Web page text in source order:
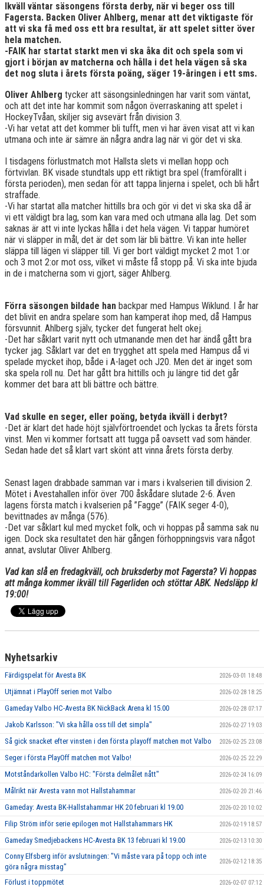
Ikväll väntar säsongens första derby, när vi beger oss till
Fagersta. Backen Oliver Ahlberg, menar att det viktigaste för
att vi ska få med oss ett bra resultat, är att spelet sitter över
hela matchen.
-FAIK har startat starkt men vi ska åka dit och spela som vi
gjort i början av matcherna och hålla i det hela vägen så ska
det nog sluta i årets första poäng, säger 19-åringen i ett sms.
Oliver Ahlberg tycker att säsongsinledningen har varit som väntat,
och att det inte har kommit som någon överraskaning att spelet i
HockeyTvåan, skiljer sig avsevärt från division 3.
-Vi har vetat att det kommer bli tufft, men vi har även visat att vi kan
utmana och inte är sämre än några andra lag när vi gör det vi ska.
I tisdagens förlustmatch mot Hallsta slets vi mellan hopp och
förtvivlan. BK visade stundtals upp ett riktigt bra spel (framförallt i
första perioden), men sedan för att tappa linjerna i spelet, och bli hårt
straffade.
-Vi har startat alla matcher hittills bra och gör vi det vi ska ska då är
vi ett väldigt bra lag, som kan vara med och utmana alla lag. Det som
saknas är att vi inte lyckas hålla i det hela vägen. Vi tappar humöret
när vi släpper in mål, det är det som lär bli bättre. Vi kan inte heller
släppa till lägen vi släpper till. Vi ger bort väldigt mycket 2 mot 1:or
och 3 mot 2:or mot oss, vilket vi måste få stopp på. Vi ska inte bjuda
in de i matcherna som vi gjort, säger Ahlberg.
Förra säsongen bildade han backpar med Hampus Wiklund. I år har
det blivit en andra spelare som han kamperat ihop med, då Hampus
försvunnit. Ahlberg själv, tycker det fungerat helt okej.
-Det har såklart varit nytt och utmanande men det har ändå gått bra
tycker jag. Såklart var det en trygghet att spela med Hampus då vi
spelade mycket ihop, både i A-laget och J20. Men det är inget som
ska spela roll nu. Det har gått bra hittills och ju längre tid det går
kommer det bara att bli bättre och bättre.
Vad skulle en seger, eller poäng, betyda ikväll i derbyt?
-Det är klart det hade höjt självförtroendet och lyckas ta årets första
vinst. Men vi kommer fortsatt att tugga på oavsett vad som händer.
Sedan hade det så klart vart skönt att vinna årets första derby.
Senast lagen drabbade samman var i mars i kvalserien till division 2.
Mötet i Avestahallen inför över 700 åskådare slutade 2-6. Även
lagens första match i kvalserien på ”Fagge” (FAIK seger 4-0),
bevittnades av många (576).
-Det var såklart kul med mycket folk, och vi hoppas på samma sak nu
igen. Dock ska resultatet den här gången förhoppningsvis vara något
annat, avslutar Oliver Ahlberg.
Vad kan slå en fredagkväll, och bruksderby mot Fagersta? Vi hoppas
att många kommer ikväll till Fagerliden och stöttar ABK. Nedsläpp kl
19:00!
Nyhetsarkiv
Färdigspelat för Avesta BK 2026-03-01 18:48
Utjämnat i PlayOff serien mot Valbo 2026-02-28 18:25
Gameday Valbo HC-Avesta BK NickBack Arena kl 15.00 2026-02-28 07:17
Jakob Karlsson: "Vi ska hålla oss till det simpla" 2026-02-27 19:03
Så gick snacket efter vinsten i den första playoff matchen mot Valbo 2026-02-25 23:08
Seger i första PlayOff matchen mot Valbo! 2026-02-25 22:29
Motståndarkollen Valbo HC: "Första delmålet nått" 2026-02-24 16:09
Målrikt när Avesta vann mot Hallstahammar 2026-02-20 21:46
Gameday: Avesta BK-Hallstahammar HK 20 februari kl 19.00 2026-02-20 10:02
Filip Ström inför serie epilogen mot Hallstahammars HK 2026-02-19 18:57
Gameday Smedjebackens HC-Avesta BK 13 februari kl 19.00 2026-02-13 10:30
Conny Elfsberg inför avslutningen: "Vi måste vara på topp och inte
göra några misstag"
2026-02-12 18:35
Förlust i toppmötet 2026-02-07 07:12